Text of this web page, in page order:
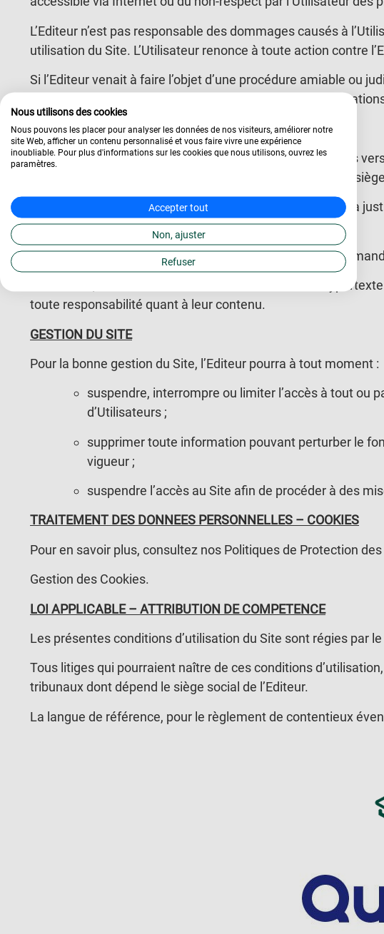
L’Editeur n’est pas responsable des dommages causés à
utilisation du Site. L’Utilisateur renonce à toute action contre
Si l’Editeur venait à faire l’objet d’une procédure amiable ou
indemnisation de tous les préjudices, sommes,
LIENS HYPERTEXTES
La mise en place par l’Utilisateur de tous liens hypertextes
l’Editeur, sollicitée par courrier adressé à l’adresse de son
L’Editeur est libre de refuser cette autorisation sans avoir à
pourra être retirée à tout moment, sans justification.
Dans tous les cas, tout lien devra être retiré sur simple
Par ailleurs, toute information accessible via un lien
toute responsabilité quant à leur contenu.
GESTION DU SITE
Pour la bonne gestion du Site, l’Editeur pourra à tout moment :
suspendre, interrompre ou limiter l’accès à tout ou
d’Utilisateurs ;
supprimer toute information pouvant perturber le
vigueur ;
suspendre l’accès au Site afin de procéder à des
TRAITEMENT DES DONNEES PERSONNELLES – COOKIES
Pour en savoir plus, consultez nos Politiques de Protection
Gestion des Cookies.
LOI APPLICABLE – ATTRIBUTION DE COMPETENCE
Les présentes conditions d’utilisation du Site sont régies par
Tous litiges qui pourraient naître de ces conditions
tribunaux dont dépend le siège social de l’Editeur.
La langue de référence, pour le règlement de contentieux
Nous utilisons des cookies
Nous pouvons les placer pour analyser les données de nos visiteurs, améliorer notre
site Web, afficher un contenu personnalisé et vous faire vivre une expérience
inoubliable. Pour plus d'informations sur les cookies que nous utilisons, ouvrez les
paramètres.
Accepter tout
Non, ajuster
Refuser